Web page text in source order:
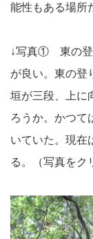
能性もある場所
↓写真① 東の登
が良い。東の登
垣が三段、上に
ろうか。かつて
いていた。現在
る。（写真をク